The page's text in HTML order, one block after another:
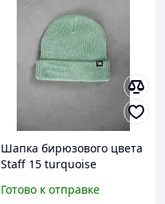
Шапка бирюзового цвета
Staff 15 turquoise
Готово к отправке